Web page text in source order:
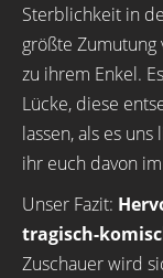
Sterblichkeit in
größte Zumutung
zu ihrem Enkel.
Lücke, diese
lassen, als es
ihr euch davon
Unser Fazit:
tragisch-
Zuschauer wird